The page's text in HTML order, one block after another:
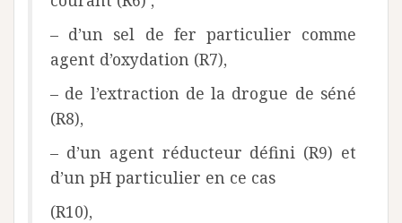
– d’un sel de fer particulier comme
agent d’oxydation (R7),
– de l’extraction de la drogue de séné
(R8),
– d’un agent réducteur défini (R9) et
d’un pH particulier en ce cas
(R10),